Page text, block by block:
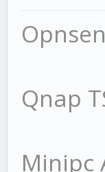
Qnap
Minipc